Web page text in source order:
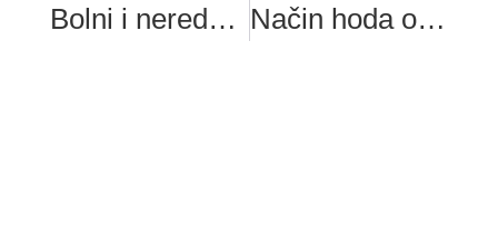
Bolni i neredovni menstrualni ciklusi Način hoda odaje vaš identitet